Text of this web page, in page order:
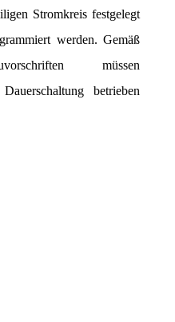
Stromkreis festgelegt
werden. Gemäß
müssen
betrieben